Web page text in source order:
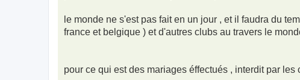
le monde ne s'est pas fait en un jour , et il faudra du
france et belgique ) et d'autres clubs au travers le
pour ce qui est des mariages éffectués , interdit par les